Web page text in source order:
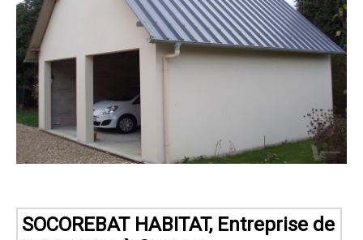
SOCOREBAT HABITAT, Entreprise de